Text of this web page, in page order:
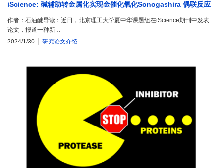
iScience: 碱辅助转金属化实现金催化氧化Sonogashira 偶联反应
作者：石油醚导读：近日，北京理工大学夏中华课题组在iScience期刊中发表
论文，报道一种新…
2024/1/30
研究论文介绍